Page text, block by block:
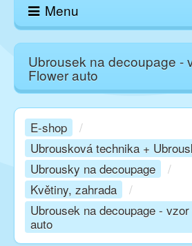
Menu
Domů
E-shop
Kurzy
Techniky
Inspirace
Ubrousek na decoupage -
Flower auto
E-shop
/
Ubrousková technika +
Ubrousky na decoupage
/
Květiny, zahrada
/
Ubrousek na decoupage -
auto